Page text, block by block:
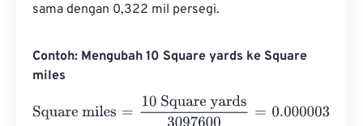
sama dengan 0,322 mil persegi.
Contoh: Mengubah 10 Square yards ke Square
miles
Square miles
10 Square yards 3097600 0.0000032